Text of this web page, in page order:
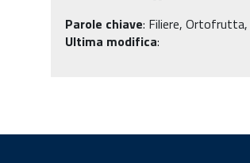
Parole chiave: Filiere, Ortofrutta,
Ultima modifica: